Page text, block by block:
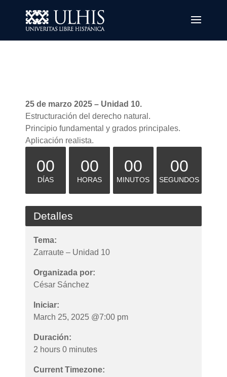
25 de marzo 2025 – Unidad 10.
Estructuración del derecho natural.
Principio fundamental y grados principales.
Aplicación realista.
00
DÍAS
00
HORAS
00
MINUTOS
00
SEGUNDOS
Detalles
Tema:
Zarraute – Unidad 10
Organizada por:
César Sánchez
Iniciar:
March 25, 2025 @7:00 pm
Duración:
2 hours 0 minutes
Current Timezone: